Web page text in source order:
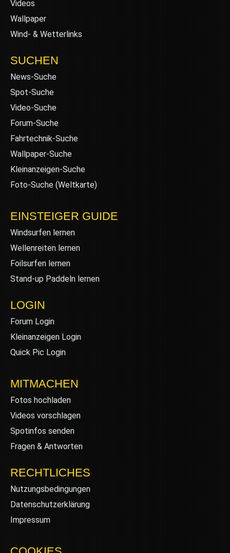
Videos
Wallpaper
Wind- & Wetterlinks
SUCHEN
News-Suche
Spot-Suche
Video-Suche
Forum-Suche
Fahrtechnik-Suche
Wallpaper-Suche
Kleinanzeigen-Suche
Foto-Suche (Weltkarte)
EINSTEIGER GUIDE
Windsurfen lernen
Wellenreiten lernen
Foilsurfen lernen
Stand-up Paddeln lernen
LOGIN
Forum Login
Kleinanzeigen Login
Quick Pic Login
MITMACHEN
Fotos hochladen
Videos vorschlagen
Spotinfos senden
Fragen & Antworten
RECHTLICHES
Nutzungsbedingungen
Datenschutzerklärung
Impressum